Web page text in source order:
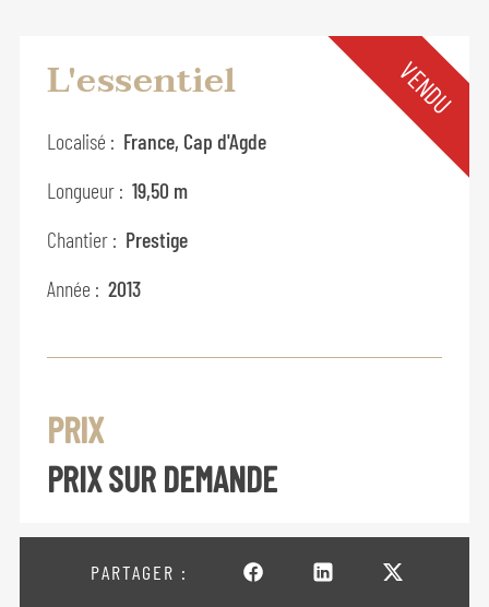
VENDU
L'essentiel
Localisé : France, Cap d'Agde
Longueur : 19,50 m
Chantier : Prestige
Année : 2013
PRIX
PRIX SUR DEMANDE
PARTAGER :